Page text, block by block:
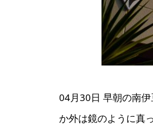
04月30日 早朝の南
か外は鏡のように真